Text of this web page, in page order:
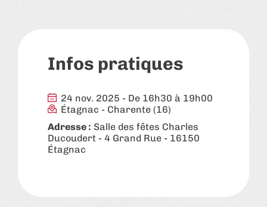
Infos pratiques
24 nov. 2025 - De 16h30 à 19h00
Étagnac - Charente (16)
Adresse : Salle des fêtes Charles
Ducoudert - 4 Grand Rue - 16150
Étagnac